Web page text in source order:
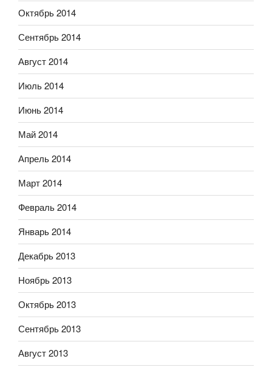
Октябрь 2014
Сентябрь 2014
Август 2014
Июль 2014
Июнь 2014
Май 2014
Апрель 2014
Март 2014
Февраль 2014
Январь 2014
Декабрь 2013
Ноябрь 2013
Октябрь 2013
Сентябрь 2013
Август 2013